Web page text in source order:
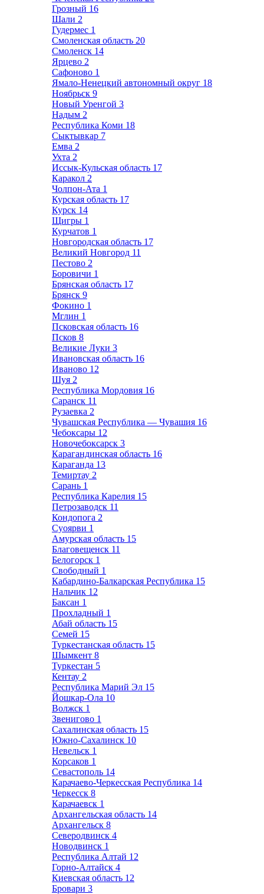
Грозный 16
Шали 2
Гудермес 1
Смоленская область 20
Смоленск 14
Ярцево 2
Сафоново 1
Ямало-Ненецкий автономный округ 18
Ноябрьск 9
Новый Уренгой 3
Надым 2
Республика Коми 18
Сыктывкар 7
Емва 2
Ухта 2
Иссык-Кульская область 17
Каракол 2
Чолпон-Ата 1
Курская область 17
Курск 14
Щигры 1
Курчатов 1
Новгородская область 17
Великий Новгород 11
Пестово 2
Боровичи 1
Брянская область 17
Брянск 9
Фокино 1
Мглин 1
Псковская область 16
Псков 8
Великие Луки 3
Ивановская область 16
Иваново 12
Шуя 2
Республика Мордовия 16
Саранск 11
Рузаевка 2
Чувашская Республика — Чувашия 16
Чебоксары 12
Новочебоксарск 3
Карагандинская область 16
Караганда 13
Темиртау 2
Сарань 1
Республика Карелия 15
Петрозаводск 11
Кондопога 2
Суоярви 1
Амурская область 15
Благовещенск 11
Белогорск 1
Свободный 1
Кабардино-Балкарская Республика 15
Нальчик 12
Баксан 1
Прохладный 1
Абай область 15
Семей 15
Туркестанская область 15
Шымкент 8
Туркестан 5
Кентау 2
Республика Марий Эл 15
Йошкар-Ола 10
Волжск 1
Звенигово 1
Сахалинская область 15
Южно-Сахалинск 10
Невельск 1
Корсаков 1
Севастополь 14
Карачаево-Черкесская Республика 14
Черкесск 8
Карачаевск 1
Архангельская область 14
Архангельск 8
Северодвинск 4
Новодвинск 1
Республика Алтай 12
Горно-Алтайск 4
Киевская область 12
Бровари 3